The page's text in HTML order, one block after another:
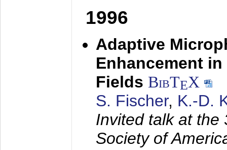
1996
Adaptive
Enhancement
Fields BibTEX
S. Fischer, K.-D.
Invited talk at the
Society of